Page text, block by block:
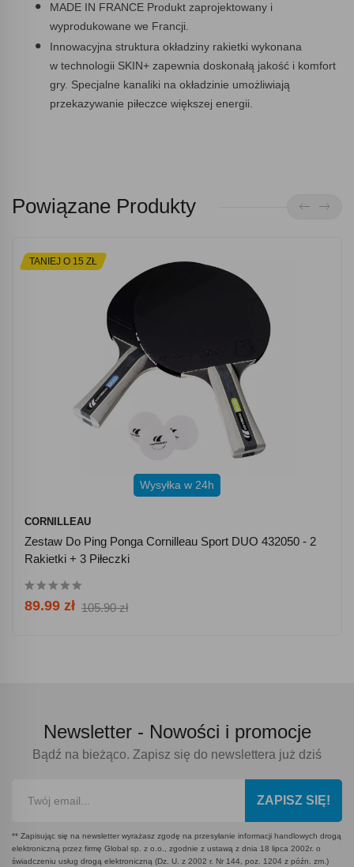
MADE IN FRANCE Produkt zaprojektowany i
wyprodukowane we Francji.
Innowacyjna struktura okładziny rakietki wykonana
w technologii SKIN+ zapewnia doskonałą jakość i komfort
gry. Specjalne kanaliki na okładzinie umożliwiają
przekazywanie piłeczce większej energii.
Powiązane Produkty
TANIEJ O 15 ZŁ
Wysyłka w 24h
CORNILLEAU
Zestaw Do Ping Ponga Cornilleau Sport DUO 432050 - 2
Rakietki + 3 Piłeczki
89.99 zł 105.90 zł
Newsletter - Nowości i promocje
Bądź na bieżąco. Zapisz się do newslettera już dziś
ZAPISZ SIĘ!
** Zapisując się na newsletter wyrażasz zgodę na przesyłanie informacji handlowych drogą
elektroniczną przez firmę Global sp. z o.o., zgodnie z ustawą z dnia 18 lipca 2002r. o
świadczeniu usług drogą elektroniczną (Dz. U. z 2002 r. Nr 144, poz. 1204 z późn. zm.)